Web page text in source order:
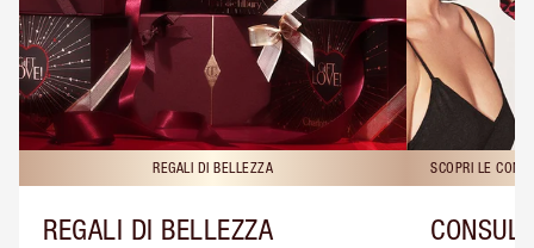
REGALI DI BELLEZZA
REGALI DI BELLEZZA
SCOPRI LE